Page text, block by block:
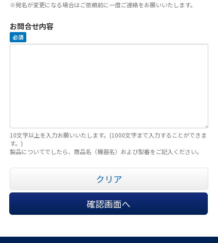
※宛名が変更になる場合はご依頼前に一度ご連絡をお願いいたします。
お問合せ内容
必須
10文字以上を入力お願いいたします。(1000文字まで入力することができま
す。)
製品についてでしたら、商品名（機器名）および型番をご記入ください。
クリア
確認画面へ